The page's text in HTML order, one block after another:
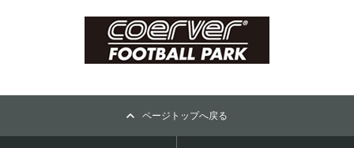
ページトップへ戻る